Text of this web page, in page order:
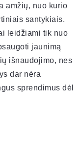
amžių, nuo kurio
santykiais.
leidžiami tik nuo
jaunimą
išnaudojimo, nes
dar nėra
sprendimus dėl